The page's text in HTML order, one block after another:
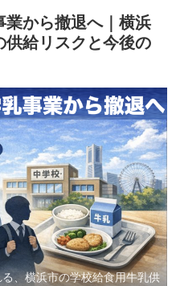
業から撤退へ｜横浜
供給リスクと今後の
、横浜市の学校給食用牛乳供